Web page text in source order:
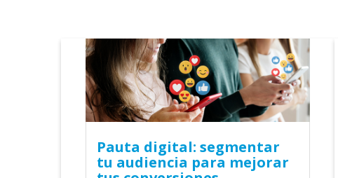
Pauta digital: segmentar
tu audiencia para mejorar